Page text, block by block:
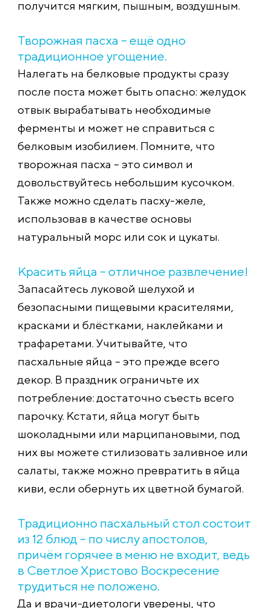
получится мягким, пышным, воздушным.
Творожная пасха – ещё одно
традиционное угощение.
Налегать на белковые продукты сразу
после поста может быть опасно: желудок
отвык вырабатывать необходимые
ферменты и может не справиться с
белковым изобилием. Помните, что
творожная пасха – это символ и
довольствуйтесь небольшим кусочком.
Также можно сделать пасху-желе,
использовав в качестве основы
натуральный морс или сок и цукаты.
Красить яйца – отличное развлечение!
Запасайтесь луковой шелухой и
безопасными пищевыми красителями,
красками и блёстками, наклейками и
трафаретами. Учитывайте, что
пасхальные яйца – это прежде всего
декор. В праздник ограничьте их
потребление: достаточно съесть всего
парочку. Кстати, яйца могут быть
шоколадными или марципановыми, под
них вы можете стилизовать заливное или
салаты, также можно превратить в яйца
киви, если обернуть их цветной бумагой.
Традиционно пасхальный стол состоит
из 12 блюд – по числу апостолов,
причём горячее в меню не входит, ведь
в Светлое Христово Воскресение
трудиться не положено.
Да и врачи-диетологи уверены, что